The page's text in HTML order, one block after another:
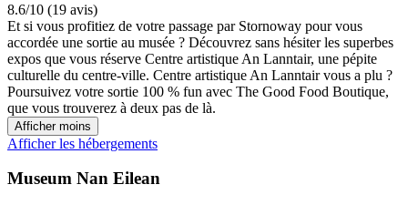
8.6/10 (19 avis)
Et si vous profitiez de votre passage par Stornoway pour vous
accordée une sortie au musée ? Découvrez sans hésiter les superbes
expos que vous réserve Centre artistique An Lanntair, une pépite
culturelle du centre-ville. Centre artistique An Lanntair vous a plu ?
Poursuivez votre sortie 100 % fun avec The Good Food Boutique,
que vous trouverez à deux pas de là.
Afficher moins
Afficher les hébergements
Museum Nan Eilean